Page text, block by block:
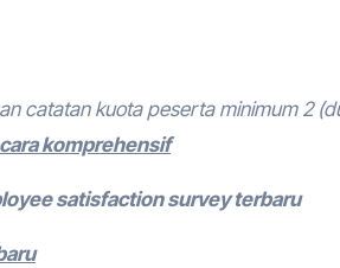
catatan kuota peserta minimum 2
komprehensif
satisfaction survey terbaru